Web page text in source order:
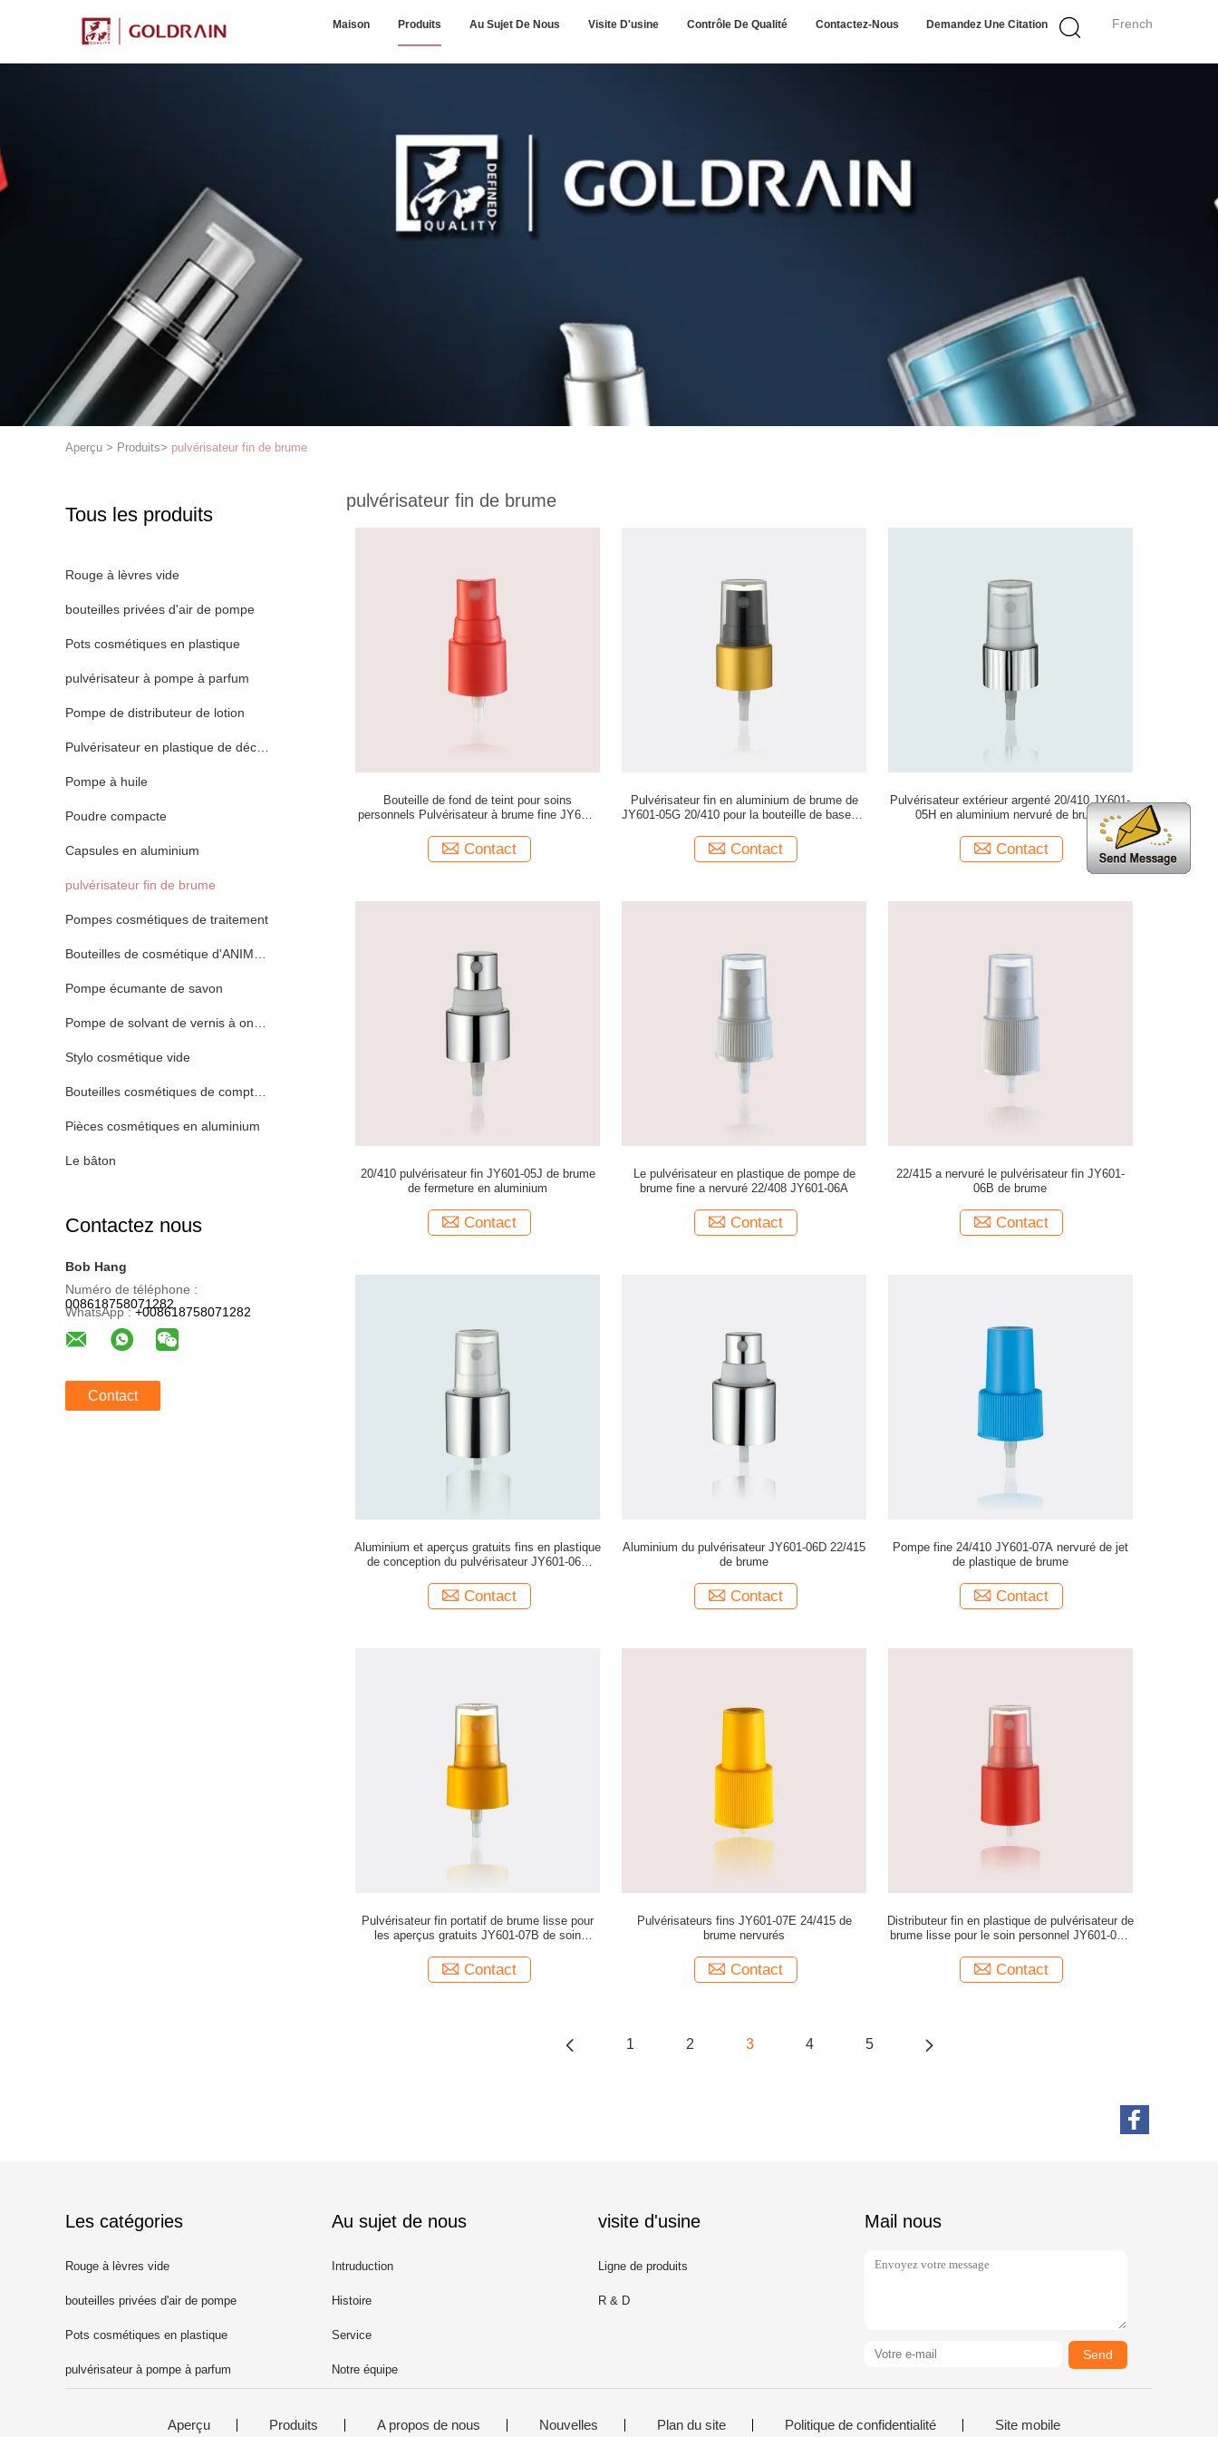
French
Maison Produits Au Sujet De Nous Visite D'usine Contrôle De Qualité Contactez-Nous Demandez Une Citation
Aperçu > Produits> pulvérisateur fin de brume
Tous les produits
Rouge à lèvres vide
bouteilles privées d'air de pompe
Pots cosmétiques en plastique
pulvérisateur à pompe à parfum
Pompe de distributeur de lotion
Pulvérisateur en plastique de déclencheur
Pompe à huile
Poudre compacte
Capsules en aluminium
pulvérisateur fin de brume
Pompes cosmétiques de traitement
Bouteilles de cosmétique d'ANIMAL FAMILIER
Pompe écumante de savon
Pompe de solvant de vernis à ongles
Stylo cosmétique vide
Bouteilles cosmétiques de compte-gouttes
Pièces cosmétiques en aluminium
Le bâton
Contactez nous
Bob Hang
Numéro de téléphone :
008618758071282
WhatsApp :+008618758071282
Contact
pulvérisateur fin de brume
Bouteille de fond de teint pour soins
personnels Pulvérisateur à brume fine JY601-
Contact
Pulvérisateur fin en aluminium de brume de
JY601-05G 20/410 pour la bouteille de base de
Contact
Pulvérisateur extérieur argenté 20/410 JY601-
05H en aluminium nervuré de brume
Contact
20/410 pulvérisateur fin JY601-05J de brume
de fermeture en aluminium
Contact
Le pulvérisateur en plastique de pompe de
brume fine a nervuré 22/408 JY601-06A
Contact
22/415 a nervuré le pulvérisateur fin JY601-
06B de brume
Contact
Aluminium et aperçus gratuits fins en plastique
de conception du pulvérisateur JY601-06C
Contact
Aluminium du pulvérisateur JY601-06D 22/415
de brume
Contact
Pompe fine 24/410 JY601-07A nervuré de jet
de plastique de brume
Contact
Pulvérisateur fin portatif de brume lisse pour
les aperçus gratuits JY601-07B de soin
Contact
Pulvérisateurs fins JY601-07E 24/415 de
brume nervurés
Contact
Distributeur fin en plastique de pulvérisateur de
brume lisse pour le soin personnel JY601-07F
Contact
1 2 3 4 5
Les catégories
Rouge à lèvres vide
bouteilles privées d'air de pompe
Pots cosmétiques en plastique
pulvérisateur à pompe à parfum
Au sujet de nous
Intruduction
Histoire
Service
Notre équipe
visite d'usine
Ligne de produits
R & D
Mail nous
Send
Aperçu Produits A propos de nous Nouvelles Plan du site Politique de confidentialité Site mobile